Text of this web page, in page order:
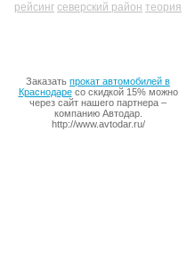
рейсинг северский район теория
Заказать прокат автомобилей в
Краснодаресо скидкой 15% можно
через сайт нашего партнера –
компанию Автодар.
http://www.avtodar.ru/